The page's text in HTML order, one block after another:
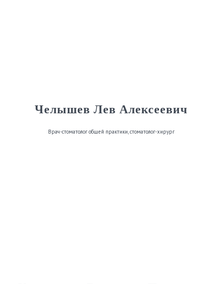
Челышев Лев Алексеевич
Врач-стоматолог общей практики, стоматолог-хирург